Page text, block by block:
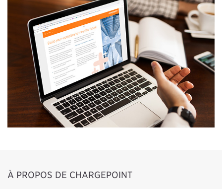
À PROPOS DE CHARGEPOINT